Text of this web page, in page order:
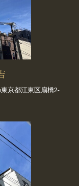
京都江東区扇橋2-